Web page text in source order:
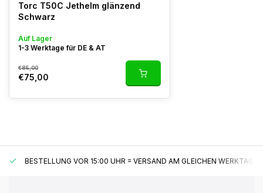
Torc T50C Jethelm glänzend
Schwarz
Auf Lager
1-3 Werktage für DE & AT
€85,00
€75,00
BESTELLUNG VOR 15:00 UHR = VERSAND AM GLEICHEN WERKTAG*